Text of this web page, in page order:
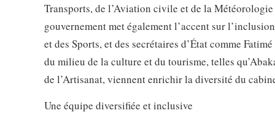
Transports, de l’Aviation civile et de la
gouvernement met également l’accent sur
et des Sports, et des secrétaires d’État comme
du milieu de la culture et du tourisme, telles
de l’Artisanat, viennent enrichir la diversité du
Une équipe diversifiée et inclusive